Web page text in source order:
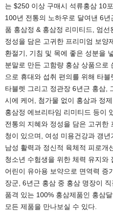
는 $250 이상 구매시 석류홍삼 10
100년 전통의 노하우로 달여낸 6
품 홍삼정 & 홍삼정 리미티드, 엄
정성을 담은 고귀한 프리미엄 보양
환절기, 기침 및 목에 좋은 성분을
분말로 만든 고함량 홍삼 상품으로
으로 휴대와 섭취 편의를 위해 타
타블렛 그리고 정관장 6년근 홍삼,
시에 케어, 첨가물 없이 홍삼과 정
홍삼정 에브리타임 리미티드 등이
전통의 지혜와 정성을 담은 고귀한
청이 있으며, 여성 미용건강과 갱년
남성 활력과 정신적 육체적 피로개
청소년 수험생을 위한 체력 유지와
어린이 유아용 보약으로 면역력 증
장군, 6년근 홍삼 중 홍삼 명장이
품격 있는 100% 홍삼제품인 홍삼
모든 제품을 만나보실 수 있다.